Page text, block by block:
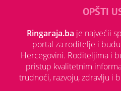
OPŠTI
Ringaraja.ba je najvećii
portal za roditelje i
Hercegovini. Roditeljima i
pristup kvalitetnim
trudnoći, razvoju, zdravlju i